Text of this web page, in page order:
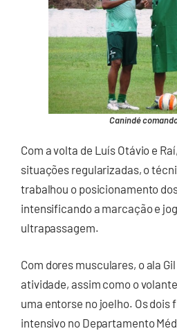
Canindé
Com a volta de Luís Otávio e
situações regularizadas, o
trabalhou o posicionamento
intensificando a marcação e
ultrapassagem.
Com dores musculares, o ala
atividade, assim como o
uma entorse no joelho. Os
intensivo no Departamento